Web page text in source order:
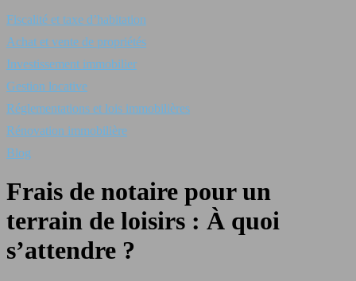
Fiscalité et taxe d’habitation
Achat et vente de propriétés
Investissement immobilier
Gestion locative
Réglementations et lois immobilières
Rénovation immobilière
Blog
Frais de notaire pour un
terrain de loisirs : À quoi
s’attendre ?